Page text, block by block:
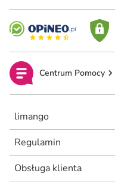
Centrum Pomocy
limango
Regulamin
Obsługa klienta